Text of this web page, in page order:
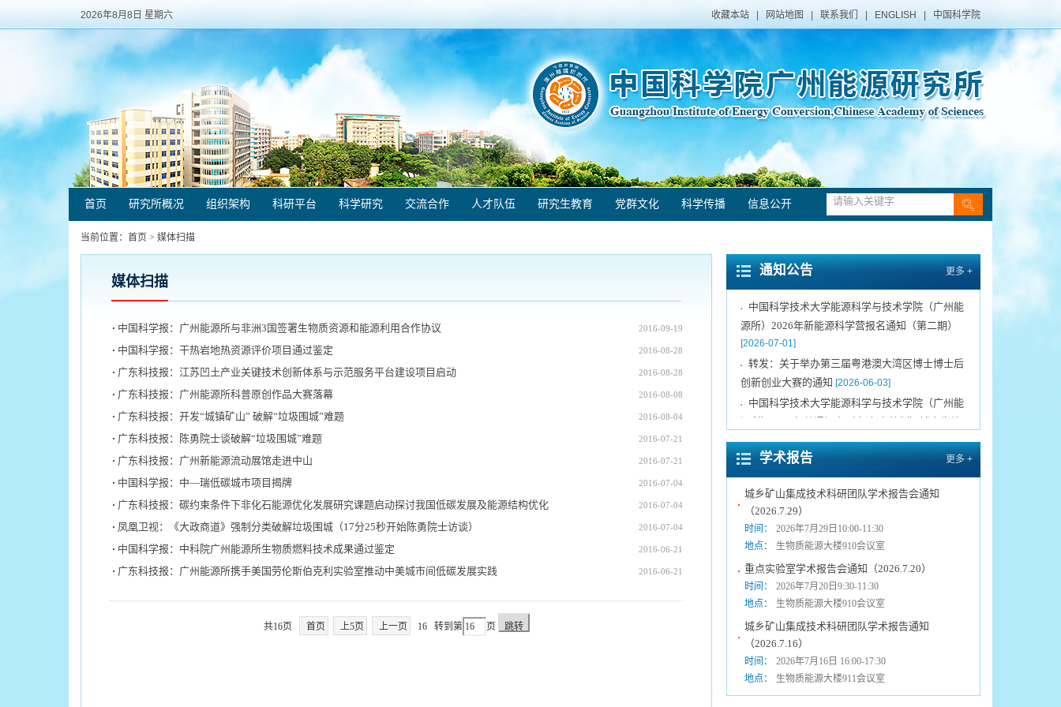
2026年8月8日 星期六 收藏本站 网站地图 联系我们 ENGLISH 中国科学院
首页 研究所概况 组织架构 科研平台 科学研究 交流合作 人才队伍 研究生教育 党群文化 科学传播 信息公开
当前位置： 首页 > 媒体扫描
媒体扫描
2016-09-19
中国科学报：广州能源所与非洲3国签署生物质资源和能源利用合作协议
2016-08-28
中国科学报：干热岩地热资源评价项目通过鉴定
2016-08-28
广东科技报：江苏凹土产业关键技术创新体系与示范服务平台建设项目启动
2016-08-08
广东科技报：广州能源所科普原创作品大赛落幕
2016-08-04
广东科技报：开发“城镇矿山” 破解“垃圾围城”难题
2016-07-21
广东科技报：陈勇院士谈破解“垃圾围城”难题
2016-07-21
广东科技报：广州新能源流动展馆走进中山
2016-07-04
中国科学报：中—瑞低碳城市项目揭牌
2016-07-04
广东科技报：碳约束条件下非化石能源优化发展研究课题启动探讨我国低碳发展及能源结构优化
2016-07-04
凤凰卫视：《大政商道》强制分类破解垃圾围城（17分25秒开始陈勇院士访谈）
2016-06-21
中国科学报：中科院广州能源所生物质燃料技术成果通过鉴定
2016-06-21
广东科技报：广州能源所携手美国劳伦斯伯克利实验室推动中美城市间低碳发展实践
共16页 首页 上5页 上一页 16 转到第 页
通知公告 更多 +
中国科学院广州能源研究所声明[2021-12-10]
创新创业大赛揭榜领题赛张榜项目榜单的公告》
中国科学技术大学能源科学与技术学院（广州能
源所）2026年新能源科学营报名通知（第二期）
[2026-07-01]
转发：关于举办第三届粤港澳大湾区博士博士后
创新创业大赛的通知 [2026-06-03]
中国科学技术大学能源科学与技术学院（广州能
源所）2026年普通招考（申请-考核制）博士生综
▪ 关于延长2026年博士研究生报名时间的通告
中国科学院广州能源研究所声明
转发《关于发布第三届粤港澳大湾区博士博士后
[2026-07-09]
中国科学技术大学能源科学与技术学院（广州能
[2026-07-01]
转发：关于举办第三届粤港澳大湾区博士博士后
创新创业大赛的通知 [2026-06-03]
▪
中国科学技术大学能源科学与技术学院（广州能
学术报告 更多 +
城乡矿山集成技术科研团队学术报告会通知
（2026.7.29）
时间：
2026年7月29日10:00-11:30
地点：
生物质能源大楼910会议室
重点实验室学术报告会通知（2026.7.20）
时间：
2026年7月20日9:30-11:30
地点：
生物质能源大楼910会议室
城乡矿山集成技术科研团队学术报告通知
（2026.7.16）
时间：
2026年7月16日 16:00-17:30
地点：
生物质能源大楼911会议室